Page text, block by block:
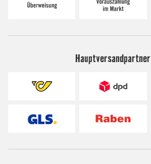
Hauptversandpartner